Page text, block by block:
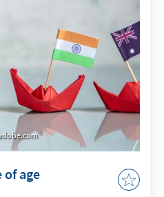
am 12. Juni – ein
neu gewählt. Was
Szenarien sollten
einstellen?
of age